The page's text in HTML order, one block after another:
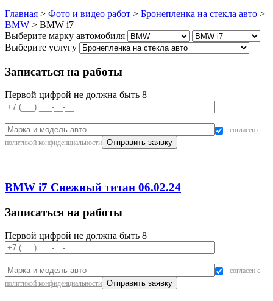
Главная > Фото и видео работ > Бронепленка на стекла авто >
BMW > BMW i7
Выберите марку автомобиля
Выберите услугу
Записаться на работы
Первой цифрой не должна быть 8
согласен с
политикой конфиденциальности
BMW i7 Снежный титан 06.02.24
Записаться на работы
Первой цифрой не должна быть 8
согласен с
политикой конфиденциальности